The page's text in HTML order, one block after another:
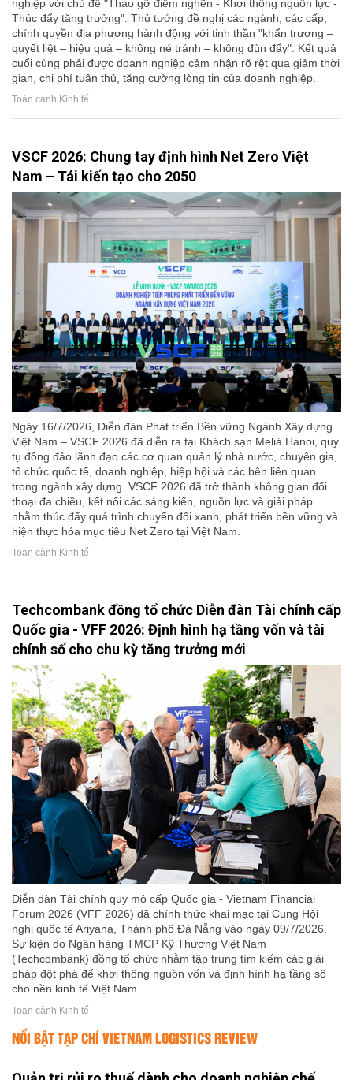
nghiệp với chủ đề "Tháo gỡ điểm nghẽn - Khơi thông nguồn lực -
Thúc đẩy tăng trưởng". Thủ tướng đề nghị các ngành, các cấp,
chính quyền địa phương hành động với tinh thần "khẩn trương –
quyết liệt – hiệu quả – không né tránh – không đùn đẩy". Kết quả
cuối cùng phải được doanh nghiệp cảm nhận rõ rệt qua giảm thời
gian, chi phí tuân thủ, tăng cường lòng tin của doanh nghiệp.
Toàn cảnh Kinh tế
VSCF 2026: Chung tay định hình Net Zero Việt
Nam – Tái kiến tạo cho 2050
Ngày 16/7/2026, Diễn đàn Phát triển Bền vững Ngành Xây dựng
Việt Nam – VSCF 2026 đã diễn ra tại Khách sạn Meliá Hanoi, quy
tụ đông đảo lãnh đạo các cơ quan quản lý nhà nước, chuyên gia,
tổ chức quốc tế, doanh nghiệp, hiệp hội và các bên liên quan
trong ngành xây dựng. VSCF 2026 đã trở thành không gian đối
thoại đa chiều, kết nối các sáng kiến, nguồn lực và giải pháp
nhằm thúc đẩy quá trình chuyển đổi xanh, phát triển bền vững và
hiện thực hóa mục tiêu Net Zero tại Việt Nam.
Toàn cảnh Kinh tế
Techcombank đồng tổ chức Diễn đàn Tài chính cấp
Quốc gia - VFF 2026: Định hình hạ tầng vốn và tài
chính số cho chu kỳ tăng trưởng mới
Diễn đàn Tài chính quy mô cấp Quốc gia - Vietnam Financial
Forum 2026 (VFF 2026) đã chính thức khai mạc tại Cung Hội
nghị quốc tế Ariyana, Thành phố Đà Nẵng vào ngày 09/7/2026.
Sự kiện do Ngân hàng TMCP Kỹ Thương Việt Nam
(Techcombank) đồng tổ chức nhằm tập trung tìm kiếm các giải
pháp đột phá để khơi thông nguồn vốn và định hình hạ tầng số
cho nền kinh tế Việt Nam.
Toàn cảnh Kinh tế
NỔI BẬT TẠP CHÍ VIETNAM LOGISTICS REVIEW